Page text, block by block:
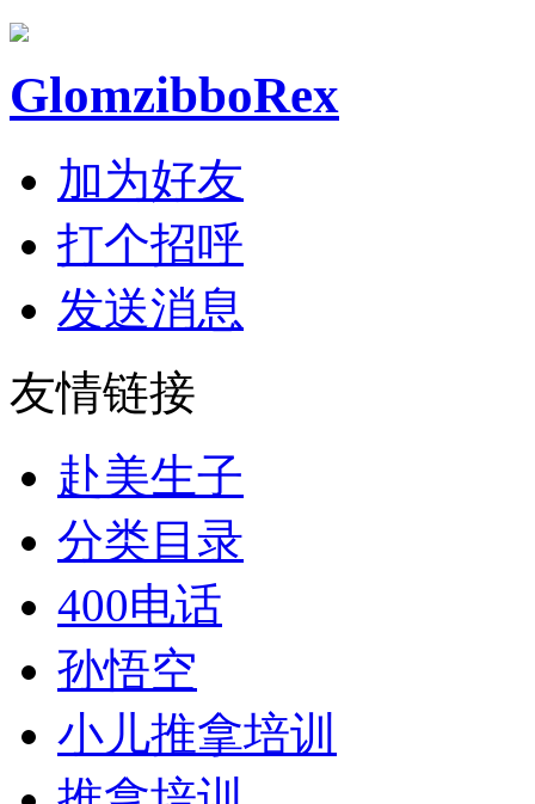
GlomzibboRex
加为好友
打个招呼
发送消息
友情链接
赴美生子
分类目录
400电话
孙悟空
小儿推拿培训